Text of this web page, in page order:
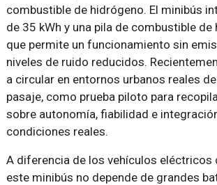
combustible de hidrógeno. El minibús
de 35 kWh y una pila de combustible de
que permite un funcionamiento sin
niveles de ruido reducidos.
a circular en entornos urbanos reales
pasaje, como prueba piloto para
sobre autonomía, fiabilidad e
condiciones reales.
A diferencia de los vehículos eléctricos
este minibús no depende de grandes